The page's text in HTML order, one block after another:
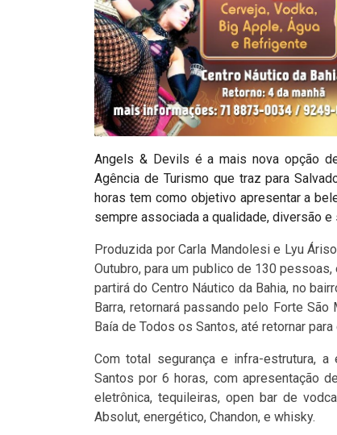
Angels & Devils é a mais nova opção
Agência de Turismo que traz para
horas tem como objetivo apresentar a
sempre associada a qualidade, diversão e
Produzida por Carla Mandolesi e Lyu
Outubro, para um publico de 130
partirá do Centro Náutico da Bahia, no
Barra, retornará passando pelo Forte
Baía de Todos os Santos, até retornar
Com total segurança e infra-estrutura,
Santos por 6 horas, com apresentação
eletrônica, tequileiras, open bar de
Absolut, energético, Chandon, e whisky.